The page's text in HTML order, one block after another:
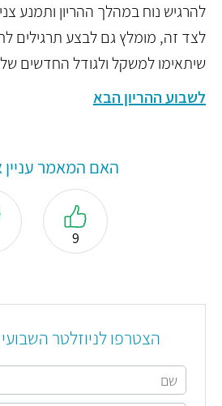
להרגיש נוח במהלך ההריון ותמנע
לצד זה, מומלץ גם לבצע תרגילים
שיתאימו למשקל ולגודל החדשים
לשבוע ההריון הבא
האם המאמר עניין
9
הצטרפו לניוזלטר